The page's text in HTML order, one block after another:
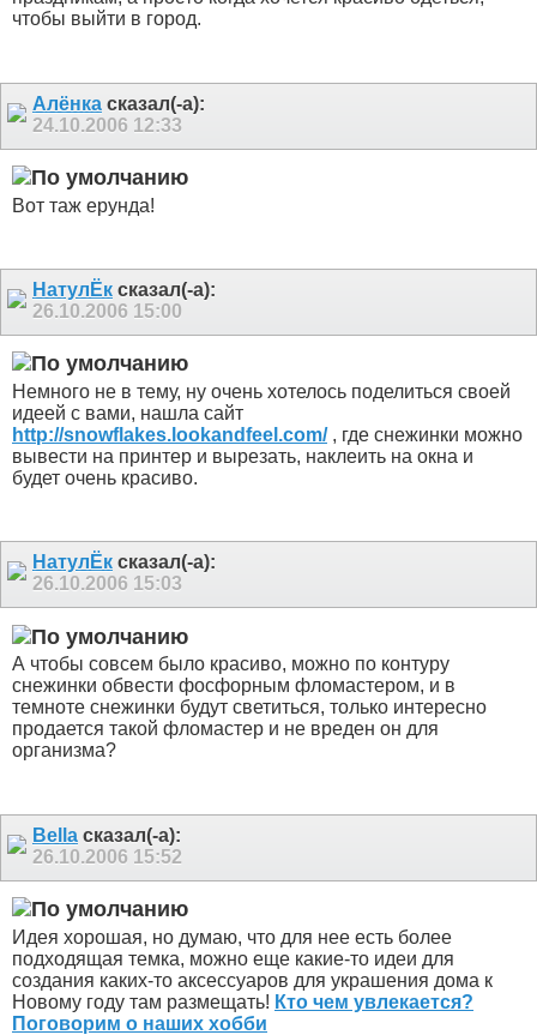
чтобы выйти в город.
Алёнка сказал(-а):
24.10.2006 12:33
Вот таж ерунда!
НатулЁк сказал(-а):
26.10.2006 15:00
Немного не в тему, ну очень хотелось поделиться своей
идеей с вами, нашла сайт
http://snowflakes.lookandfeel.com/, где снежинки можно
вывести на принтер и вырезать, наклеить на окна и
будет очень красиво.
НатулЁк сказал(-а):
26.10.2006 15:03
А чтобы совсем было красиво, можно по контуру
снежинки обвести фосфорным фломастером, и в
темноте снежинки будут светиться, только интересно
продается такой фломастер и не вреден он для
организма?
Bella сказал(-а):
26.10.2006 15:52
Идея хорошая, но думаю, что для нее есть более
подходящая темка, можно еще какие-то идеи для
создания каких-то аксессуаров для украшения дома к
Новому году там размещать! Кто чем увлекается?
Поговорим о наших хобби